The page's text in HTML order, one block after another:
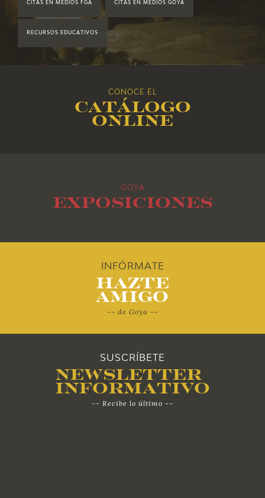
2017
2012
CITAS EN MEDIOS FGA CITAS EN MEDIOS GOYA
RECURSOS EDUCATIVOS
CONOCE EL
Catálogo
online
GOYA
Exposiciones
INFÓRMATE
Hazte
Amigo
-- de Goya --
SUSCRÍBETE
Newsletter
Informativo
-- Recibe lo último --